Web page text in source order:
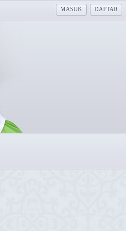
MASUK DAFTAR